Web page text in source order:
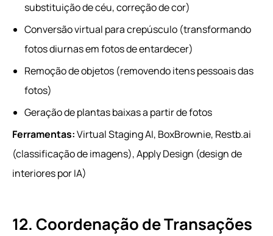
substituição de céu, correção de cor)
Conversão virtual para crepúsculo (transformando
fotos diurnas em fotos de entardecer)
Remoção de objetos (removendo itens pessoais das
fotos)
Geração de plantas baixas a partir de fotos
Ferramentas:Virtual Staging AI, BoxBrownie, Restb.ai
(classificação de imagens), Apply Design (design de
interiores por IA)
12. Coordenação de Transações